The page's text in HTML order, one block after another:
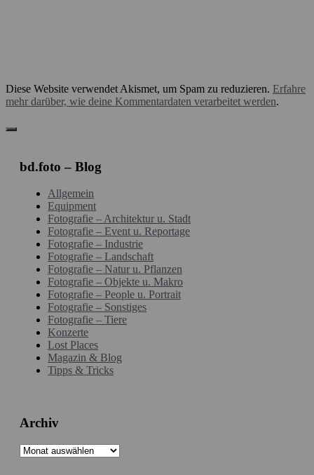
Diese Website verwendet Akismet, um Spam zu reduzieren. Erfahre
mehr darüber, wie deine Kommentardaten verarbeitet werden.
bd.foto – Blog
Allgemein
Equipment
Fotografie – Architektur u. Stadt
Fotografie – Event u. Reportage
Fotografie – Industrie
Fotografie – Landschaft
Fotografie – Natur u. Pflanzen
Fotografie – Objekte u. Makro
Fotografie – People u. Portrait
Fotografie – Sonstiges
Fotografie – Tiere
Konzerte
Lost Places
Magazin & Blog
Tipps & Tricks
Archiv
Archiv